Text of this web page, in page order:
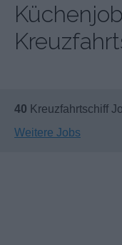
40 Kreuzfahrtschiff
Weitere Jobs